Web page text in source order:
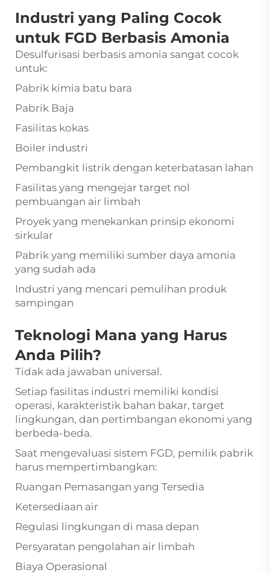
Industri yang Paling Cocok
untuk FGD Berbasis Amonia
Desulfurisasi berbasis amonia sangat cocok
untuk:
Pabrik kimia batu bara
Pabrik Baja
Fasilitas kokas
Boiler industri
Pembangkit listrik dengan keterbatasan lahan
Fasilitas yang mengejar target nol
pembuangan air limbah
Proyek yang menekankan prinsip ekonomi
sirkular
Pabrik yang memiliki sumber daya amonia
yang sudah ada
Industri yang mencari pemulihan produk
sampingan
Teknologi Mana yang Harus
Anda Pilih?
Tidak ada jawaban universal.
Setiap fasilitas industri memiliki kondisi
operasi, karakteristik bahan bakar, target
lingkungan, dan pertimbangan ekonomi yang
berbeda-beda.
Saat mengevaluasi sistem FGD, pemilik pabrik
harus mempertimbangkan:
Ruangan Pemasangan yang Tersedia
Ketersediaan air
Regulasi lingkungan di masa depan
Persyaratan pengolahan air limbah
Biaya Operasional